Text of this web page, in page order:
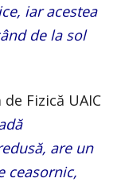
iar acestea
de la sol
Fizică UAIC
are un
ceasornic,